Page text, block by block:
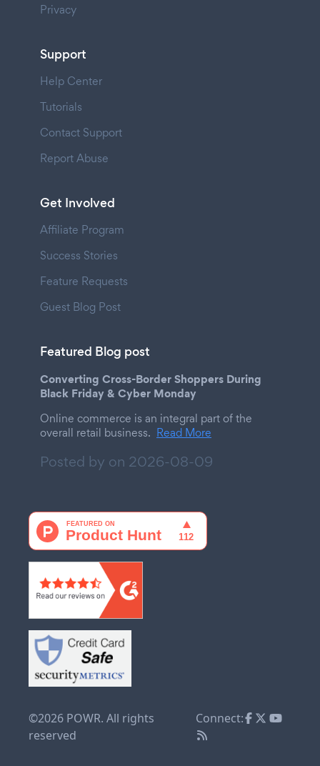
Privacy
Support
Help Center
Tutorials
Contact Support
Report Abuse
Get Involved
Affiliate Program
Success Stories
Feature Requests
Guest Blog Post
Featured Blog post
Converting Cross-Border Shoppers During
Black Friday & Cyber Monday
Online commerce is an integral part of the
overall retail business. Read More
Posted by on 2026-08-09
©2026 POWR. All rights
reserved
Connect: